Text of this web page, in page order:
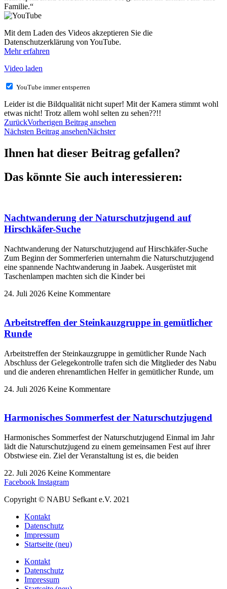
Familie.“
Mit dem Laden des Videos akzeptieren Sie die
Datenschutzerklärung von YouTube.
Mehr erfahren
Video laden
YouTube immer entsperren
Leider ist die Bildqualität nicht super! Mit der Kamera stimmt wohl
etwas nicht! Trotz allem wohl selten zu sehen??!!
ZurückVorherigen Beitrag ansehen
Nächsten Beitrag ansehenNächster
Ihnen hat dieser Beitrag gefallen?
Das könnte Sie auch interessieren:
Nachtwanderung der Naturschutzjugend auf
Hirschkäfer-Suche
Nachtwanderung der Naturschutzjugend auf Hirschkäfer-Suche
Zum Beginn der Sommerferien unternahm die Naturschutzjugend
eine spannende Nachtwanderung in Jaabek. Ausgerüstet mit
Taschenlampen machten sich die Kinder bei
24. Juli 2026 Keine Kommentare
Arbeitstreffen der Steinkauzgruppe in gemütlicher
Runde
Arbeitstreffen der Steinkauzgruppe in gemütlicher Runde Nach
Abschluss der Gelegekontrolle trafen sich die Mitglieder des Nabu
und die anderen ehrenamtlichen Helfer in gemütlicher Runde, um
24. Juli 2026 Keine Kommentare
Harmonisches Sommerfest der Naturschutzjugend
Harmonisches Sommerfest der Naturschutzjugend Einmal im Jahr
lädt die Naturschutzjugend zu einem gemeinsamen Fest auf ihrer
Obstwiese ein. Ziel der Veranstaltung ist es, die beiden
22. Juli 2026 Keine Kommentare
Facebook Instagram
Copyright © NABU Sefkant e.V. 2021
Kontakt
Datenschutz
Impressum
Startseite (neu)
Kontakt
Datenschutz
Impressum